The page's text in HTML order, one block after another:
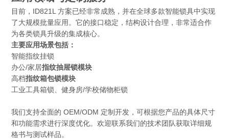
目前，ID821L 方案已经非常成熟，并在全球多款智能锁具中实现
了大规模批量应用。它的接口稳定，结构设计合理，非常适合作
为各类锁具升级的集成核心。
主要应用场景包括：
智能指纹挂锁
办公/家居指纹抽屉锁模块
高档指纹箱包锁模块
工业工具箱锁、健身房/学校储物柜锁
我们支持全面的 OEM/ODM 定制开发，可根据您产品的具体尺寸
和功能需求进行深度优化。欢迎联系我们的技术团队获取详细规
格书与测试样品。